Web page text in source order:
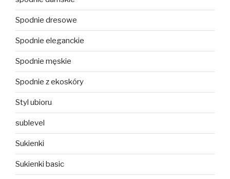
Spodnie dresowe
Spodnie eleganckie
Spodnie męskie
Spodnie z ekoskóry
Styl ubioru
sublevel
Sukienki
Sukienki basic